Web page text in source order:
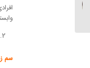
سم
سولوگامی)،